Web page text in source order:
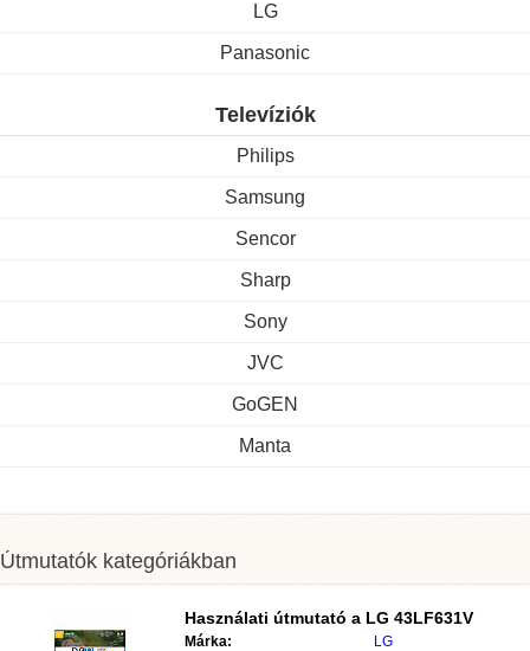
LG
Panasonic
Televíziók
Philips
Samsung
Sencor
Sharp
Sony
JVC
GoGEN
Manta
Útmutatók kategóriákban
Használati útmutató a LG 43LF631V
Márka: LG